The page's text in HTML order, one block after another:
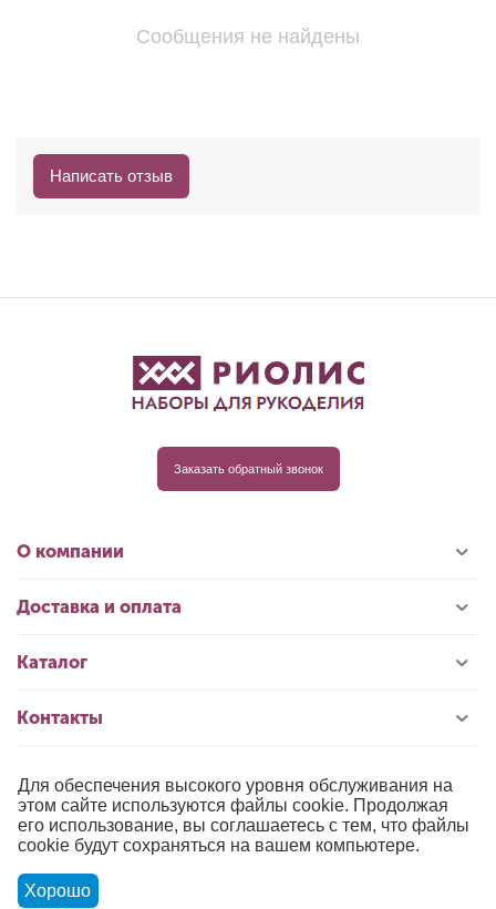
Сообщения не найдены
Написать отзыв
Заказать обратный звонок
О компании
Доставка и оплата
Каталог
Контакты
© 1996-2026 «РИОЛИС»
Публичная оферта
Политика обработки персональных данных
Для обеспечения высокого уровня обслуживания на
этом сайте используются файлы cookie. Продолжая
его использование, вы соглашаетесь с тем, что файлы
cookie будут сохраняться на вашем компьютере.
Хорошо